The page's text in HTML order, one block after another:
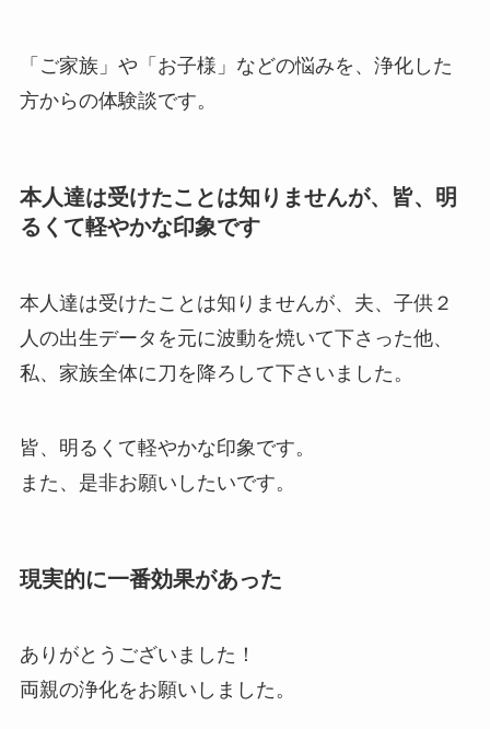
「ご家族」や「お子様」などの悩みを、浄化した
方からの体験談です。
本人達は受けたことは知りませんが、皆、明
るくて軽やかな印象です
本人達は受けたことは知りませんが、夫、子供２
人の出生データを元に波動を焼いて下さった他、
私、家族全体に刀を降ろして下さいました。
皆、明るくて軽やかな印象です。
また、是非お願いしたいです。
現実的に一番効果があった
ありがとうございました！
両親の浄化をお願いしました。